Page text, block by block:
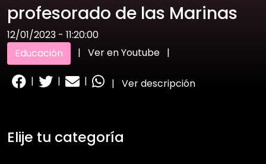
profesorado de las Marinas
12/01/2023 - 11:20:00
Educación
| Ver en Youtube |
| | | | Ver descripción
Elije tu categoría